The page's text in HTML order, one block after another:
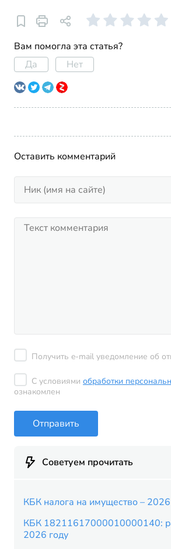
Вам помогла эта статья?
Да
Нет
Оставить комментарий
Получить e-mail уведомление об
С условиями обработки
ознакомлен
Отправить
Советуем прочитать
КБК налога на имущество – 2026
КБК 18211617000010000140:
2026 году